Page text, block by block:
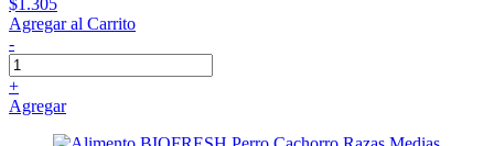
Agregar al Carrito
-
+
Agregar